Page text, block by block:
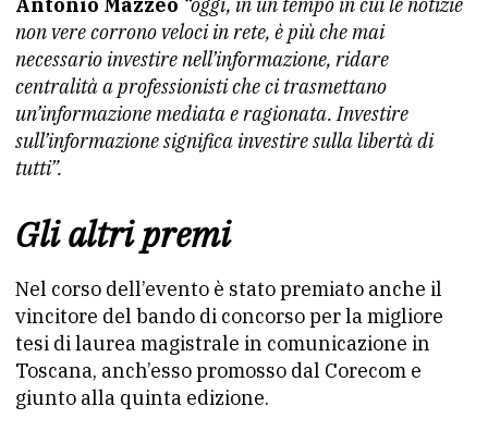
Antonio Mazzeo “oggi, in un tempo in cui le notizie
non vere corrono veloci in rete, è più che mai
necessario investire nell’informazione, ridare
centralità a professionisti che ci trasmettano
un’informazione mediata e ragionata. Investire
sull’informazione significa investire sulla libertà di
tutti”.
Gli altri premi
Nel corso dell’evento è stato premiato anche il
vincitore del bando di concorso per la migliore
tesi di laurea magistrale in comunicazione in
Toscana, anch’esso promosso dal Corecom e
giunto alla quinta edizione.